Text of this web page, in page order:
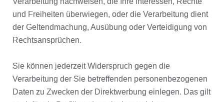
und Freiheiten überwiegen, oder die Verarbeitung dient
der Geltendmachung, Ausübung oder Verteidigung von
Rechtsansprüchen.
Sie können jederzeit Widerspruch gegen die
Verarbeitung der Sie betreffenden personenbezogenen
Daten zu Zwecken der Direktwerbung einlegen. Das gilt